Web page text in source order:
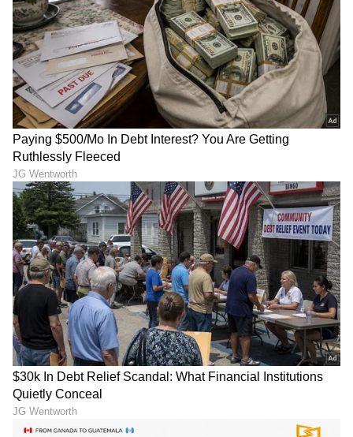
ABOUT THE AUTHOR
SH Sushma Hegde
ಸುವರ್ಣ ನ್ಯೂಸ್ ಸುದ್ದಿ ಮಾಧ್ಯಮದ ಡಿಜಿಟಲ್ ವಿಭಾಗದಲ್ಲಿ ಕಳೆದ
ಮೂರು ವರ್ಷಗಳಿಂದ ಕೆಲಸ ಮಾಡುತ್ತಿದ್ದೇನೆ. ದೃಶ್ಯ ಮಾಧ್ಯಮ,
ಡಿಜಿಟಲ್‌ ಮಾಧ್ಯಮದಲ್ಲಿ 5 ವರ್ಷ ಕೆಲಸ ಮಾಡಿದ ಅನುಭವವಿದೆ.
SDM ಉಜಿರೆಯಲ್ಲಿ ಪತ್ರಿಕೋದ್ಯಮದ ಸ್ನಾತಕೋತ್ತರ ಪದವಿ.
ಸುದ್ದಿಲೋಕದಲ್ಲಿ ರಾಜಕೀಯ, ದೇಶ, ಜ್ಯೋತಿಷ್ಯ, ಜೀವನಶೈಲಿ,
ವಾಣಿಜ್ಯ, ಕ್ರೈಂ ಸುದ್ದಿಗಳಲ್ಲಿ ಆಸಕ್ತಿ.
ರಾಶಿ ಜ್ಯೋತಿಷ್ಯ